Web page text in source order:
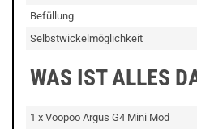
Befüllung
Selbstwickelmöglichkeit
WAS IST ALLES
1 x Voopoo Argus G4 Mini Mod